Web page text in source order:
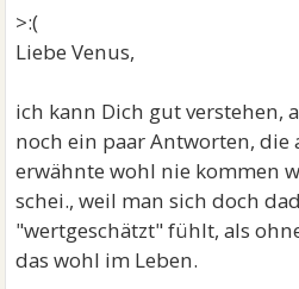
>:(
Liebe Venus,
ich kann Dich gut verstehen,
noch ein paar Antworten, die
erwähnte wohl nie kommen
schei., weil man sich doch
"wertgeschätzt" fühlt, als
das wohl im Leben.